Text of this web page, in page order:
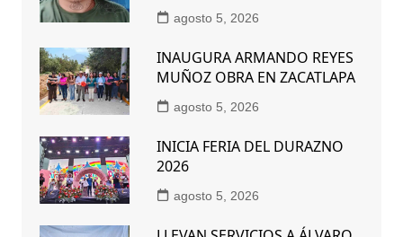
agosto 5, 2026
INAUGURA ARMANDO REYES
MUÑOZ OBRA EN ZACATLAPA
agosto 5, 2026
INICIA FERIA DEL DURAZNO
2026
agosto 5, 2026